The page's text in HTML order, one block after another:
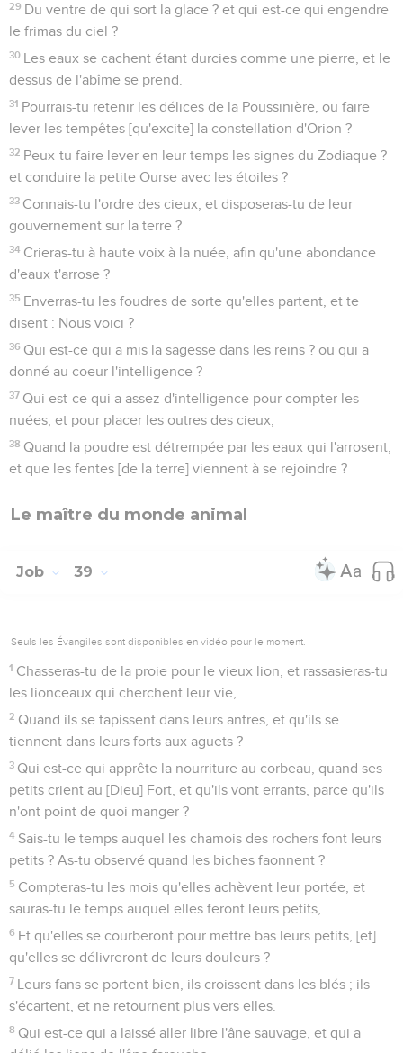
29 Du ventre de qui sort la glace ? et qui est-ce qui engendre
le frimas du ciel ?
30 Les eaux se cachent étant durcies comme une pierre, et le
dessus de l'abîme se prend.
31 Pourrais-tu retenir les délices de la Poussinière, ou faire
lever les tempêtes [qu'excite] la constellation d'Orion ?
32 Peux-tu faire lever en leur temps les signes du Zodiaque ?
et conduire la petite Ourse avec les étoiles ?
33 Connais-tu l'ordre des cieux, et disposeras-tu de leur
gouvernement sur la terre ?
34 Crieras-tu à haute voix à la nuée, afin qu'une abondance
d'eaux t'arrose ?
35 Enverras-tu les foudres de sorte qu'elles partent, et te
disent : Nous voici ?
36 Qui est-ce qui a mis la sagesse dans les reins ? ou qui a
donné au coeur l'intelligence ?
37 Qui est-ce qui a assez d'intelligence pour compter les
nuées, et pour placer les outres des cieux,
38 Quand la poudre est détrempée par les eaux qui l'arrosent,
et que les fentes [de la terre] viennent à se rejoindre ?
Le maître du monde animal
Job 39
Seuls les Évangiles sont disponibles en vidéo pour le moment.
1 Chasseras-tu de la proie pour le vieux lion, et rassasieras-tu
les lionceaux qui cherchent leur vie,
2 Quand ils se tapissent dans leurs antres, et qu'ils se
tiennent dans leurs forts aux aguets ?
3 Qui est-ce qui apprête la nourriture au corbeau, quand ses
petits crient au [Dieu] Fort, et qu'ils vont errants, parce qu'ils
n'ont point de quoi manger ?
4 Sais-tu le temps auquel les chamois des rochers font leurs
petits ? As-tu observé quand les biches faonnent ?
5 Compteras-tu les mois qu'elles achèvent leur portée, et
sauras-tu le temps auquel elles feront leurs petits,
6 Et qu'elles se courberont pour mettre bas leurs petits, [et]
qu'elles se délivreront de leurs douleurs ?
7 Leurs fans se portent bien, ils croissent dans les blés ; ils
s'écartent, et ne retournent plus vers elles.
8 Qui est-ce qui a laissé aller libre l'âne sauvage, et qui a